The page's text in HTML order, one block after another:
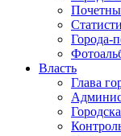
Города-
Власть
Глава